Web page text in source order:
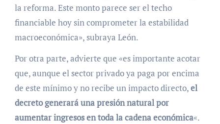
la reforma. Este monto parece ser el techo
financiable hoy sin comprometer la estabilidad
macroeconómica», subraya León.
Por otra parte, advierte que «es importante acotar
que, aunque el sector privado ya paga por encima
de este mínimo y no recibe un impacto directo,el
decreto generará una presión natural por
aumentar ingresos en toda la cadena económica«.